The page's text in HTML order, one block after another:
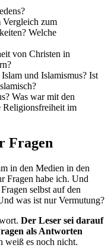
Vergleich zum
Welche
von Christen in
und Islamismus? Ist
Was war mit den
Religionsfreiheit im
Fragen
in den Medien in den
Fragen habe ich. Und
selbst auf den
was ist nur Vermutung?
Der Leser sei darauf
als Antworten
weiß es noch nicht.